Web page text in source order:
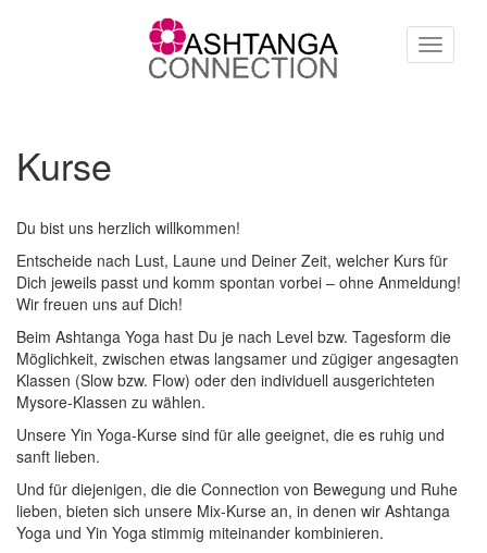
Toggle
Kurse
Du bist uns herzlich willkommen!
Entscheide nach Lust, Laune und Deiner Zeit, welcher Kurs für
Dich jeweils passt und komm spontan vorbei – ohne Anmeldung!
Wir freuen uns auf Dich!
Beim Ashtanga Yoga hast Du je nach Level bzw. Tagesform die
Möglichkeit, zwischen etwas langsamer und zügiger angesagten
Klassen (Slow bzw. Flow) oder den individuell ausgerichteten
Mysore-Klassen zu wählen.
Unsere Yin Yoga-Kurse sind für alle geeignet, die es ruhig und
sanft lieben.
Und für diejenigen, die die Connection von Bewegung und Ruhe
lieben, bieten sich unsere Mix-Kurse an, in denen wir Ashtanga
Yoga und Yin Yoga stimmig miteinander kombinieren.